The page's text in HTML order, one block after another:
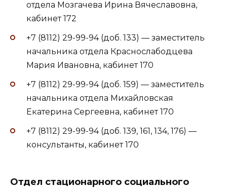
отдела Мозгачева Ирина Вячеславовна,
кабинет 172
+7 (8112) 29-99-94 (доб. 133) — заместитель
начальника отдела Краснослабодцева
Мария Ивановна, кабинет 170
+7 (8112) 29-99-94 (доб. 159) — заместитель
начальника отдела Михайловская
Екатерина Сергеевна, кабинет 170
+7 (8112) 29-99-94 (доб. 139, 161, 134, 176) —
консультанты, кабинет 170
Отдел стационарного социального